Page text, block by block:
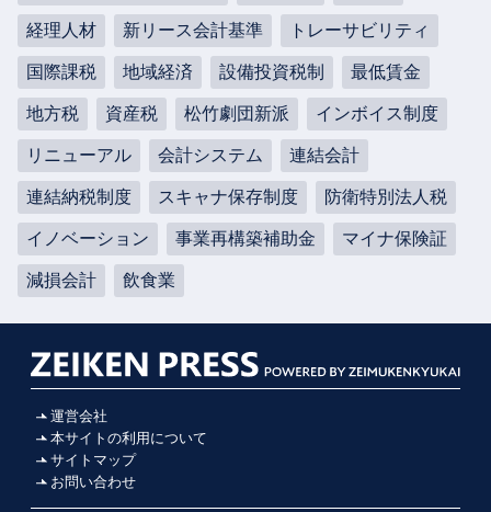
経理人材 新リース会計基準 トレーサビリティ
国際課税 地域経済 設備投資税制 最低賃金
地方税 資産税 松竹劇団新派 インボイス制度
リニューアル 会計システム 連結会計
連結納税制度 スキャナ保存制度 防衛特別法人税
イノベーション 事業再構築補助金 マイナ保険証
減損会計 飲食業
運営会社
本サイトの利用について
サイトマップ
お問い合わせ